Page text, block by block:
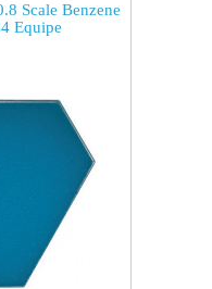
Scale Benzene
Equipe